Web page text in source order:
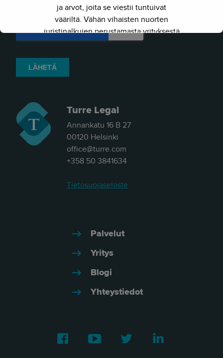
Turre Legal
Annankatu 16 B 27
00120 Helsinki
office@turre.com
+358 50 3841634
Tietosuojaseloste
Palvelut
Yritys
Blogi
Yhteystiedot
Facebook Youtube Twitter
ja arvot, joita se viestii tuntuivat
vääriltä. Vähän vihaisten nuorten
juristinalkujen perustamasta yrityksestä
on kasvanut kokenut ja
Siksi julkaisimme uuden nimen ja
verkkosivun. Out with the old - in with
- Herkko Hietanen